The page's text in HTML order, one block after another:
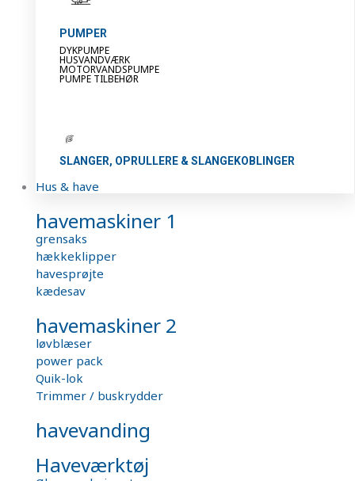
PUMPER
DYKPUMPE
HUSVANDVÆRK
MOTORVANDSPUMPE
PUMPE TILBEHØR
SLANGER, OPRULLERE & SLANGEKOBLINGER
Hus & have
havemaskiner 1
grensaks
hækkeklipper
havesprøjte
kædesav
havemaskiner 2
løvblæser
power pack
Quik-lok
Trimmer / buskrydder
havevanding
Haveværktøj